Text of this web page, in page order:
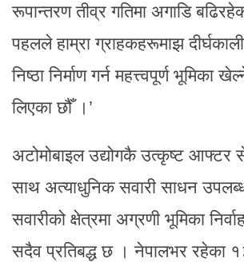
रूपान्तरण तीव्र गतिमा अगाडि
पहलले हाम्रा ग्राहकहरूमाझ
निष्ठा निर्माण गर्न महत्त्वपूर्ण भूमिका
लिएका छौँ ।’
अटोमोबाइल उद्योगकै उत्कृष्ट आफ्टर
साथ अत्याधुनिक सवारी साधन उपलब्ध
सवारीको क्षेत्रमा अग्रणी भूमिका
सदैव प्रतिबद्ध छ । नेपालभर रहेका